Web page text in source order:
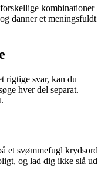
kombinationer
danner et meningsfuldt
rigtige svar, kan du
hver del separat.
et svømmefugl krydsord
og lad dig ikke slå ud